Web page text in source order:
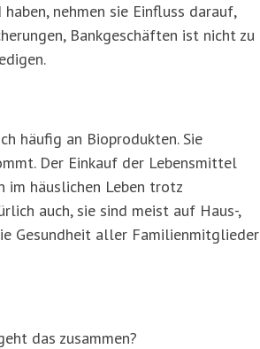
nehmen sie Einfluss darauf,
Bankgeschäften ist nicht zu
häufig an Bioprodukten. Sie
Der Einkauf der Lebensmittel
im häuslichen Leben trotz
auch, sie sind meist auf Haus-,
Gesundheit aller Familienmitglieder
das zusammen?